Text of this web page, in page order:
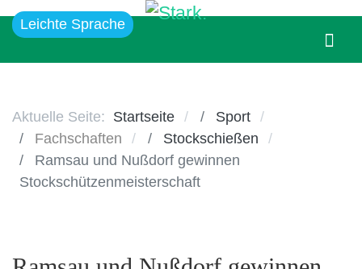
Leichte Sprache
Aktuelle Seite: Startseite
Sport
Fachschaften
Stockschießen
Ramsau und Nußdorf gewinnen
Stockschützenmeisterschaft